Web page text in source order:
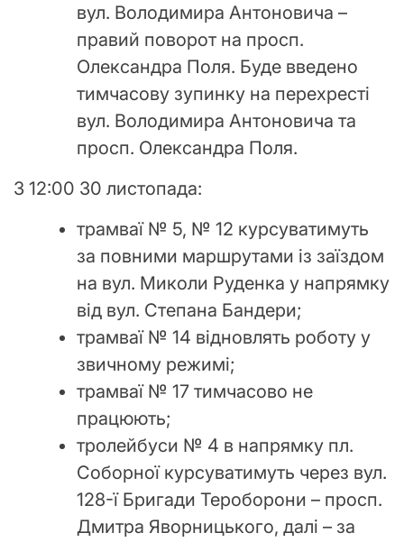
вул. Володимира Антоновича –
правий поворот на просп.
Олександра Поля. Буде введено
тимчасову зупинку на перехресті
вул. Володимира Антоновича та
просп. Олександра Поля.
З 12:00 30 листопада:
трамваї № 5, № 12 курсуватимуть
за повними маршрутами із заїздом
на вул. Миколи Руденка у напрямку
від вул. Степана Бандери;
трамваї № 14 відновлять роботу у
звичному режимі;
трамваї № 17 тимчасово не
працюють;
тролейбуси № 4 в напрямку пл.
Соборної курсуватимуть через вул.
128-ї Бригади Тероборони – просп.
Дмитра Яворницького, далі – за